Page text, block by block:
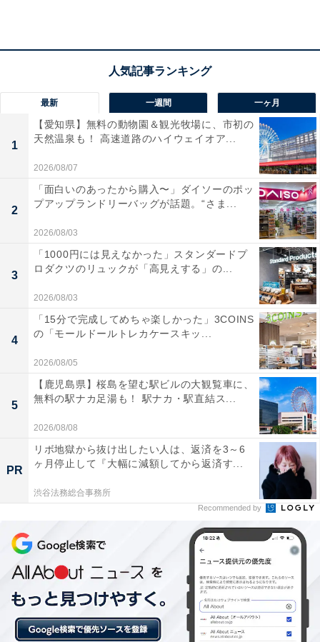
す。
宿泊者からは「温泉も綺麗でお湯がトロリとしていまし
た！」「睡眠と食事に特化していて気持ちよく滞在する
ことができます」という声があがっています。都会の真
ん中で天然温泉に浸かってリフレッシュしたい人や、健
康的な朝食で元気をチャージしたい人におすすめの宿で
楽天トラベルのスーパーDEALとは？
楽天スーパーDEALは、全国各地の人気ホテルや旅館を
大幅なポイントバックで予約できるイベント。楽天IDを
用いてスーパーDEAL対象のプランを予約し、実際に宿
泊すると、もれなく宿泊料金の30～40％が楽天ポイント
で還元されます。お得に宿泊したい人は、日々更新され
るおすすめプランをお見逃しなく！
※プラン名称に【楽天スーパーDEAL】と記載があるプ
最新 一週間 一ヶ月
1
【愛知県】無料の動物園＆観光牧場に、市初の
天然温泉も！ 高速道路のハイウェイオア...
2026/08/07
2
「面白いのあったから購入〜」ダイソーのポッ
プアップランドリーバッグが話題。“さま...
2026/08/03
3
「1000円には見えなかった」スタンダードプ
ロダクツのリュックが「高見えする」の...
2026/08/03
4
「15分で完成してめちゃ楽しかった」3COINS
の「モールドールトレカケースキッ...
2026/08/05
5
【鹿児島県】桜島を望む駅ビルの大観覧車に、
無料の駅ナカ足湯も！ 駅ナカ・駅直結ス...
2026/08/08
PR
リボ地獄から抜け出したい人は、返済を3～6
ヶ月停止して『大幅に減額してから返済す...
渋谷法務総合事務所
Recommended by